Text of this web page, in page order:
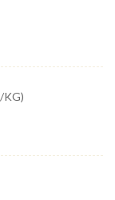
KG)